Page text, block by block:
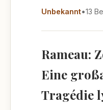
Unbekannt•13
Rameau:
Eine
Tragédie